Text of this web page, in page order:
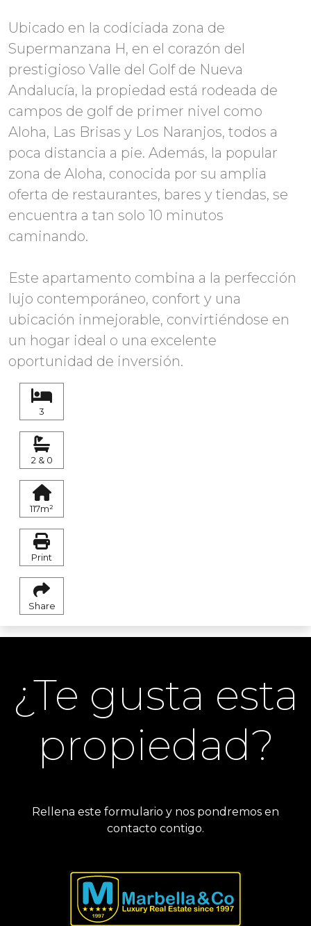
Ubicado en la codiciada zona de
Supermanzana H, en el corazón del
prestigioso Valle del Golf de Nueva
Andalucía, la propiedad está rodeada de
campos de golf de primer nivel como
Aloha, Las Brisas y Los Naranjos, todos a
poca distancia a pie. Además, la popular
zona de Aloha, conocida por su amplia
oferta de restaurantes, bares y tiendas, se
encuentra a tan solo 10 minutos
caminando.
Este apartamento combina a la perfección
lujo contemporáneo, confort y una
ubicación inmejorable, convirtiéndose en
un hogar ideal o una excelente
oportunidad de inversión.
3
2 & 0
117m²
Print
Share
¿Te gusta esta
propiedad?
Rellena este formulario y nos pondremos en
contacto contigo.